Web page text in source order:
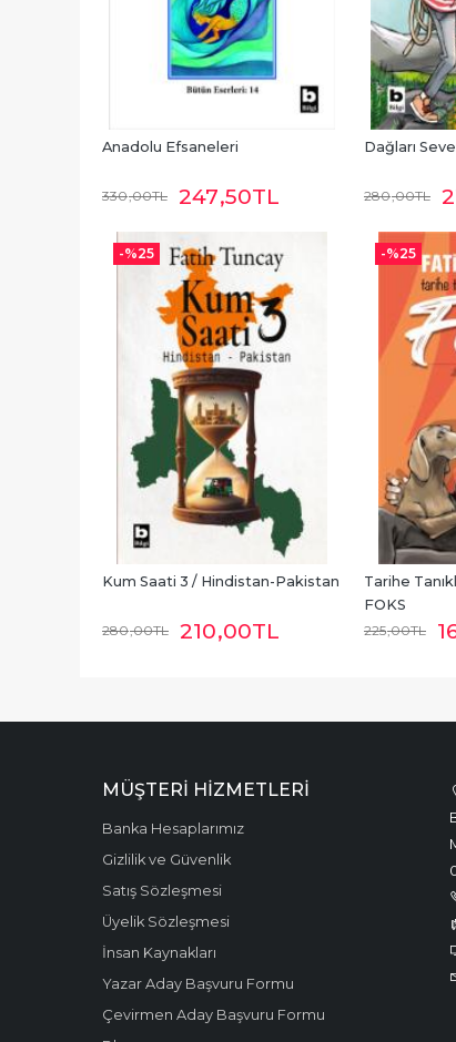
Anadolu Efsaneleri
330,00TL 247,50TL
Dağları
280,00TL
-%25
Kum Saati 3 / Hindistan-Pakistan
280,00TL 210,00TL
-%25
Tarihe
FOKS
225,00TL
MÜŞTERI HIZMETLERI
Banka Hesaplarımız
Gizlilik ve Güvenlik
Satış Sözleşmesi
Üyelik Sözleşmesi
İnsan Kaynakları
Yazar Aday Başvuru Formu
Çevirmen Aday Başvuru Formu